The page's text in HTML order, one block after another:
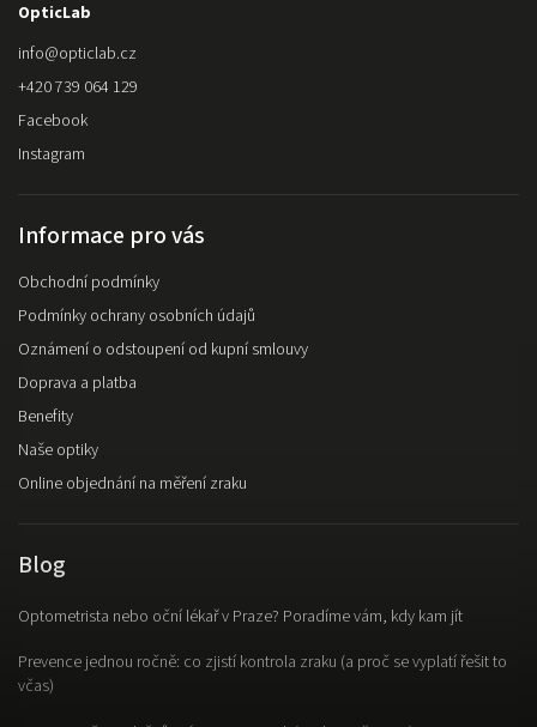
OpticLab
info@opticlab.cz
+420 739 064 129
Facebook
Instagram
Informace pro vás
Obchodní podmínky
Podmínky ochrany osobních údajů
Oznámení o odstoupení od kupní smlouvy
Doprava a platba
Benefity
Naše optiky
Online objednání na měření zraku
Blog
Optometrista nebo oční lékař v Praze? Poradíme vám, kdy kam jít
Prevence jednou ročně: co zjistí kontrola zraku (a proč se vyplatí řešit to
včas)